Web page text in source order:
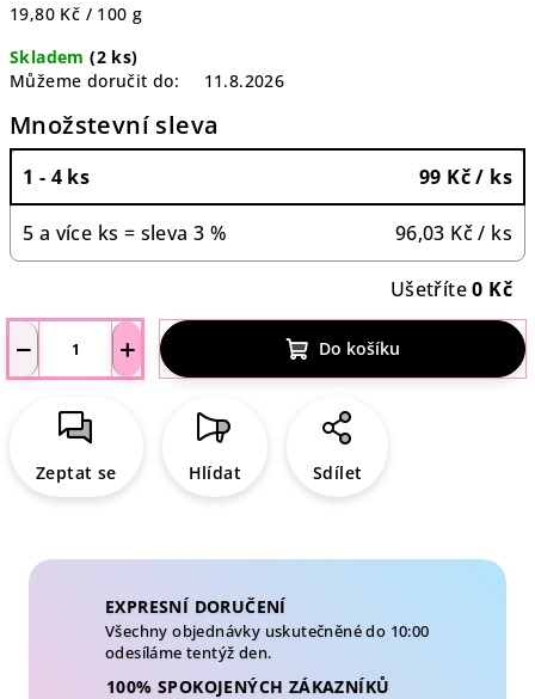
Měrná
19,80 Kč / 100 g
Skladem(2 ks)
Můžeme doručit do:
11.8.2026
Množstevní sleva
1 - 4 ks 99 Kč/ ks
5 a více ks = sleva 3 % 96,03 Kč/ ks
Ušetříte0 Kč
+
− Do košíku
Zeptat se Hlídat Sdílet
EXPRESNÍ DORUČENÍ
Všechny objednávky uskutečněné do 10:00
odesíláme tentýž den.
100% SPOKOJENÝCH ZÁKAZNÍKŮ